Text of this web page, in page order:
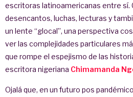
escritoras latinoamericanas entre sí.
desencantos, luchas, lecturas y
un lente “glocal”, una perspectiva
ver las complejidades particulares
que rompe el espejismo de las
escritora nigeriana Chimamanda
Ojalá que, en un futuro pos